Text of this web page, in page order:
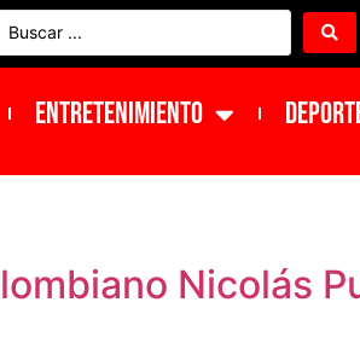
ENTRETENIMIENTO
Nicolás